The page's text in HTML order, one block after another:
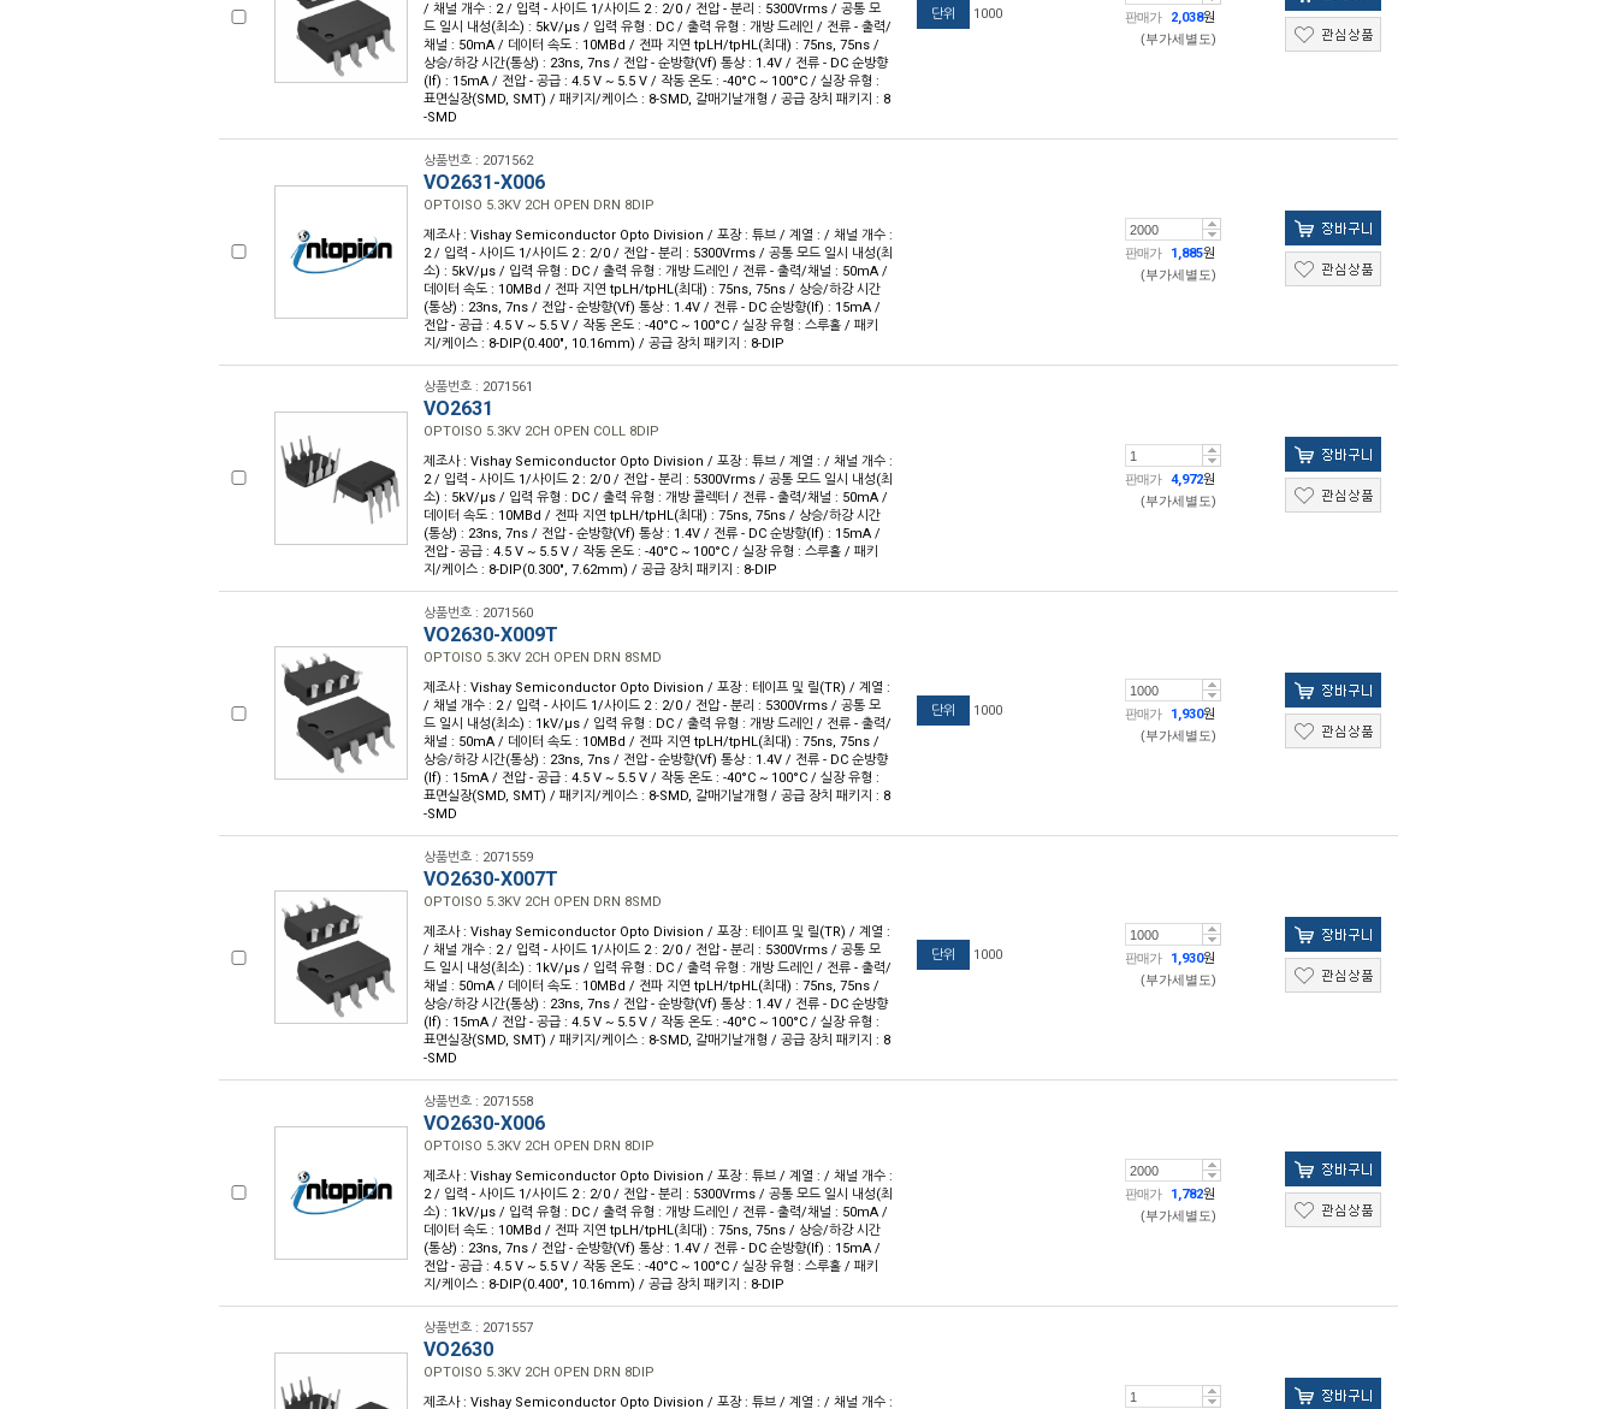
/ 채널 개수 : 2 / 입력 - 사이드 1/사이드 2 : 2/0 / 전압 - 분리 : 5300Vrms / 공통 모
드 일시 내성(최소) : 5kV/µs / 입력 유형 : DC / 출력 유형 : 개방 드레인 / 전류 - 출력/
채널 : 50mA / 데이터 속도 : 10MBd / 전파 지연 tpLH/tpHL(최대) : 75ns, 75ns /
상승/하강 시간(통상) : 23ns, 7ns / 전압 - 순방향(Vf) 통상 : 1.4V / 전류 - DC 순방향
(If) : 15mA / 전압 - 공급 : 4.5 V ~ 5.5 V / 작동 온도 : -40°C ~ 100°C / 실장 유형 :
표면실장(SMD, SMT) / 패키지/케이스 : 8-SMD, 갈매기날개형 / 공급 장치 패키지 : 8
-SMD
단위 1000 판매가 2,038원
(부가세별도)
상품번호 : 2071562
VO2631-X006
OPTOISO 5.3KV 2CH OPEN DRN 8DIP
제조사 : Vishay Semiconductor Opto Division / 포장 : 튜브 / 계열 : / 채널 개수 :
2 / 입력 - 사이드 1/사이드 2 : 2/0 / 전압 - 분리 : 5300Vrms / 공통 모드 일시 내성(최
소) : 5kV/µs / 입력 유형 : DC / 출력 유형 : 개방 드레인 / 전류 - 출력/채널 : 50mA /
데이터 속도 : 10MBd / 전파 지연 tpLH/tpHL(최대) : 75ns, 75ns / 상승/하강 시간
(통상) : 23ns, 7ns / 전압 - 순방향(Vf) 통상 : 1.4V / 전류 - DC 순방향(If) : 15mA /
전압 - 공급 : 4.5 V ~ 5.5 V / 작동 온도 : -40°C ~ 100°C / 실장 유형 : 스루홀 / 패키
지/케이스 : 8-DIP(0.400", 10.16mm) / 공급 장치 패키지 : 8-DIP
판매가 1,885원
(부가세별도)
상품번호 : 2071561
VO2631
OPTOISO 5.3KV 2CH OPEN COLL 8DIP
제조사 : Vishay Semiconductor Opto Division / 포장 : 튜브 / 계열 : / 채널 개수 :
2 / 입력 - 사이드 1/사이드 2 : 2/0 / 전압 - 분리 : 5300Vrms / 공통 모드 일시 내성(최
소) : 5kV/µs / 입력 유형 : DC / 출력 유형 : 개방 콜렉터 / 전류 - 출력/채널 : 50mA /
데이터 속도 : 10MBd / 전파 지연 tpLH/tpHL(최대) : 75ns, 75ns / 상승/하강 시간
(통상) : 23ns, 7ns / 전압 - 순방향(Vf) 통상 : 1.4V / 전류 - DC 순방향(If) : 15mA /
전압 - 공급 : 4.5 V ~ 5.5 V / 작동 온도 : -40°C ~ 100°C / 실장 유형 : 스루홀 / 패키
지/케이스 : 8-DIP(0.300", 7.62mm) / 공급 장치 패키지 : 8-DIP
판매가 4,972원
(부가세별도)
상품번호 : 2071560
VO2630-X009T
OPTOISO 5.3KV 2CH OPEN DRN 8SMD
제조사 : Vishay Semiconductor Opto Division / 포장 : 테이프 및 릴(TR) / 계열 :
/ 채널 개수 : 2 / 입력 - 사이드 1/사이드 2 : 2/0 / 전압 - 분리 : 5300Vrms / 공통 모
드 일시 내성(최소) : 1kV/µs / 입력 유형 : DC / 출력 유형 : 개방 드레인 / 전류 - 출력/
채널 : 50mA / 데이터 속도 : 10MBd / 전파 지연 tpLH/tpHL(최대) : 75ns, 75ns /
상승/하강 시간(통상) : 23ns, 7ns / 전압 - 순방향(Vf) 통상 : 1.4V / 전류 - DC 순방향
(If) : 15mA / 전압 - 공급 : 4.5 V ~ 5.5 V / 작동 온도 : -40°C ~ 100°C / 실장 유형 :
표면실장(SMD, SMT) / 패키지/케이스 : 8-SMD, 갈매기날개형 / 공급 장치 패키지 : 8
-SMD
단위 1000 판매가 1,930원
(부가세별도)
상품번호 : 2071559
VO2630-X007T
OPTOISO 5.3KV 2CH OPEN DRN 8SMD
제조사 : Vishay Semiconductor Opto Division / 포장 : 테이프 및 릴(TR) / 계열 :
/ 채널 개수 : 2 / 입력 - 사이드 1/사이드 2 : 2/0 / 전압 - 분리 : 5300Vrms / 공통 모
드 일시 내성(최소) : 1kV/µs / 입력 유형 : DC / 출력 유형 : 개방 드레인 / 전류 - 출력/
채널 : 50mA / 데이터 속도 : 10MBd / 전파 지연 tpLH/tpHL(최대) : 75ns, 75ns /
상승/하강 시간(통상) : 23ns, 7ns / 전압 - 순방향(Vf) 통상 : 1.4V / 전류 - DC 순방향
(If) : 15mA / 전압 - 공급 : 4.5 V ~ 5.5 V / 작동 온도 : -40°C ~ 100°C / 실장 유형 :
표면실장(SMD, SMT) / 패키지/케이스 : 8-SMD, 갈매기날개형 / 공급 장치 패키지 : 8
-SMD
단위 1000 판매가 1,930원
(부가세별도)
상품번호 : 2071558
VO2630-X006
OPTOISO 5.3KV 2CH OPEN DRN 8DIP
제조사 : Vishay Semiconductor Opto Division / 포장 : 튜브 / 계열 : / 채널 개수 :
2 / 입력 - 사이드 1/사이드 2 : 2/0 / 전압 - 분리 : 5300Vrms / 공통 모드 일시 내성(최
소) : 1kV/µs / 입력 유형 : DC / 출력 유형 : 개방 드레인 / 전류 - 출력/채널 : 50mA /
데이터 속도 : 10MBd / 전파 지연 tpLH/tpHL(최대) : 75ns, 75ns / 상승/하강 시간
(통상) : 23ns, 7ns / 전압 - 순방향(Vf) 통상 : 1.4V / 전류 - DC 순방향(If) : 15mA /
전압 - 공급 : 4.5 V ~ 5.5 V / 작동 온도 : -40°C ~ 100°C / 실장 유형 : 스루홀 / 패키
지/케이스 : 8-DIP(0.400", 10.16mm) / 공급 장치 패키지 : 8-DIP
판매가 1,782원
(부가세별도)
상품번호 : 2071557
VO2630
OPTOISO 5.3KV 2CH OPEN DRN 8DIP
제조사 : Vishay Semiconductor Opto Division / 포장 : 튜브 / 계열 : / 채널 개수 :